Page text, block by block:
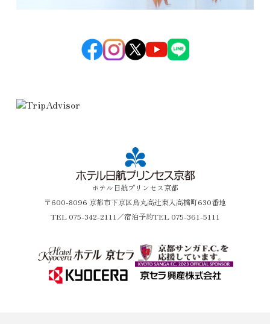
ホテル日航プリンセス京都
〒600-8096 京都市下京区烏丸高辻東入高橋町630番地
TEL075-342-2111 ／宿泊予約TEL 075-361-5111